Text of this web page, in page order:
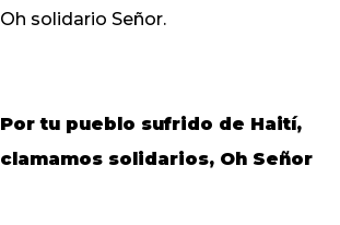
Oh solidario Señor.
Por tu pueblo sufrido de Haití,
clamamos solidarios, Oh Señor